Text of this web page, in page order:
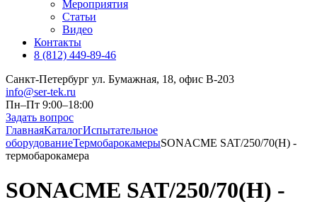
Мероприятия
Статьи
Видео
Контакты
8 (812) 449-89-46
Санкт-Петербург ул. Бумажная, 18, офис B-203
info@ser-tek.ru
Пн–Пт 9:00–18:00
Задать вопрос
ГлавнаяКаталогИспытательное
оборудованиеТермобарокамерыSONACME SAT/250/70(H) -
термобарокамера
SONACME SAT/250/70(H) -